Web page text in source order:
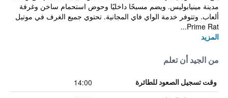
مدينة مينيابوليس. ويضم مسبحًا داخليًا وحوض استحمام ساخن وغرفة
ألعاب. وتتوفر خدمة الواي فاي المجانية. تحتوي جميع الغرف في موتيل
Prime Rat...
المزيد
من الجيد أن تعلم
وقت تسجيل الصعود للطائرة 14:00